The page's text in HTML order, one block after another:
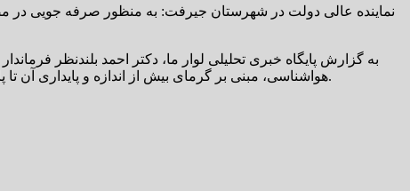
نماینده عالی دولت در شهرستان جیرفت: به منظور صرفه جویی
به گزارش پایگاه خبری تحلیلی لوار ما، دکتر احمد بلندنظر
هواشناسی، مبنی بر گرمای بیش از اندازه و پایداری آن تا پایان هفته جاری و همچنین اعلام شرکت های توزیع برق و آب و فاضلاب استان، تامین برق و آب پایدار در استان با مشکل مواجه شده است.